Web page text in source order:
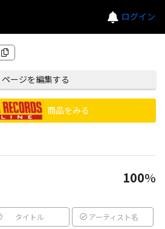
ログイン
ページを編集する
商品をみる
100%
タイトル アーティスト名